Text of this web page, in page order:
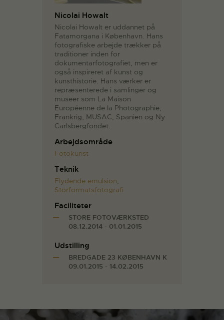
Nicolai Howalt
Nicolai Howalt er uddannet på
Fatamorgana i København. Hans
fotografiske arbejde trækker på
traditioner inden for
dokumentarfotografiet, men er
også inspireret af kunst og
kunsthistorie. Hans værker er
repræsenterede i samlinger og
museer som La Maison
Européenne de la Photographie,
Frankrig, MUSAC, Spanien og Ny
Carlsbergfondet.
Arbejdsområde
Fotokunst
Teknik
Flydende emulsion,
Storformatsfotografi
Faciliteter
STORE FOTOVÆRKSTED
08.12.2014 - 01.01.2015
Udstilling
BREDGADE 23 KØBENHAVN K
09.01.2015 - 14.02.2015